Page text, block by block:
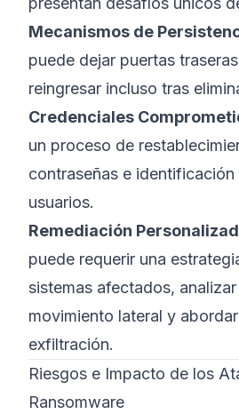
Mecanismos de
puede dejar puertas
reingresar incluso tras
Credenciales
un proceso de
contraseñas e
usuarios.
Remediación
puede requerir una
sistemas afectados,
movimiento lateral y
exfiltración.
Riesgos e Impacto de los
Ransomware